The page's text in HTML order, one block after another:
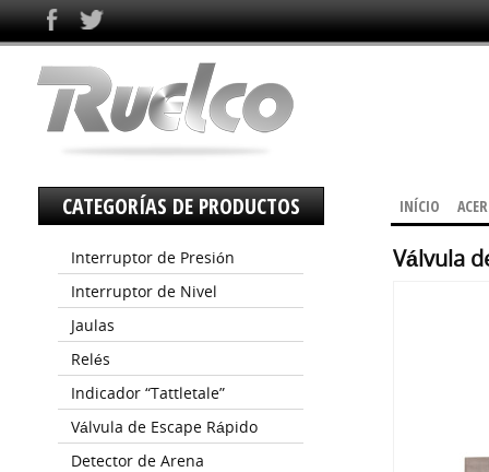
INÍCIO
Válvula
CATEGORÍAS DE PRODUCTOS
Interruptor de Presión
Interruptor de Nivel
Jaulas
Relés
Indicador “Tattletale”
Válvula de Escape Rápido
Detector de Arena